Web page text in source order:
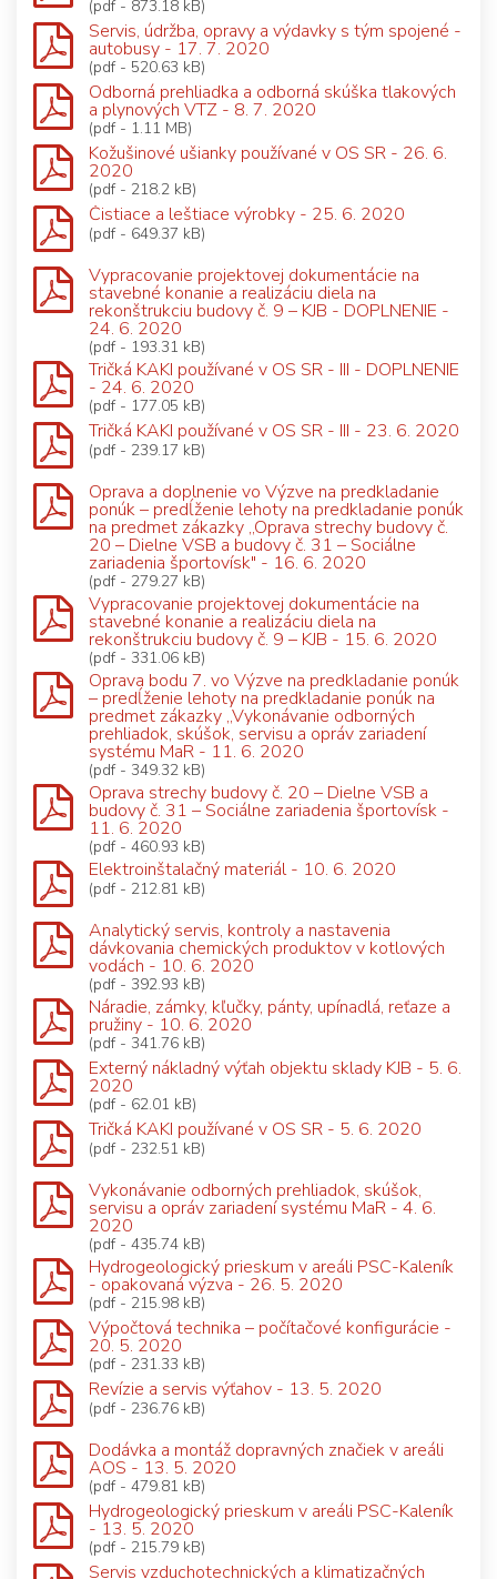
(pdf - 873.18 kB)
Servis, údržba, opravy a výdavky s tým spojené -
autobusy - 17. 7. 2020
(pdf - 520.63 kB)
Odborná prehliadka a odborná skúška tlakových
a plynových VTZ - 8. 7. 2020
(pdf - 1.11 MB)
Kožušinové ušianky používané v OS SR - 26. 6.
2020
(pdf - 218.2 kB)
Čistiace a leštiace výrobky - 25. 6. 2020
(pdf - 649.37 kB)
Vypracovanie projektovej dokumentácie na
stavebné konanie a realizáciu diela na
rekonštrukciu budovy č. 9 – KJB - DOPLNENIE -
24. 6. 2020
(pdf - 193.31 kB)
Tričká KAKI používané v OS SR - III - DOPLNENIE
- 24. 6. 2020
(pdf - 177.05 kB)
Tričká KAKI používané v OS SR - III - 23. 6. 2020
(pdf - 239.17 kB)
Oprava a doplnenie vo Výzve na predkladanie
ponúk – predĺženie lehoty na predkladanie ponúk
na predmet zákazky „Oprava strechy budovy č.
20 – Dielne VSB a budovy č. 31 – Sociálne
zariadenia športovísk" - 16. 6. 2020
(pdf - 279.27 kB)
Vypracovanie projektovej dokumentácie na
stavebné konanie a realizáciu diela na
rekonštrukciu budovy č. 9 – KJB - 15. 6. 2020
(pdf - 331.06 kB)
Oprava bodu 7. vo Výzve na predkladanie ponúk
– predĺženie lehoty na predkladanie ponúk na
predmet zákazky „Vykonávanie odborných
prehliadok, skúšok, servisu a opráv zariadení
systému MaR - 11. 6. 2020
(pdf - 349.32 kB)
Oprava strechy budovy č. 20 – Dielne VSB a
budovy č. 31 – Sociálne zariadenia športovísk -
11. 6. 2020
(pdf - 460.93 kB)
Elektroinštalačný materiál - 10. 6. 2020
(pdf - 212.81 kB)
Analytický servis, kontroly a nastavenia
dávkovania chemických produktov v kotlových
vodách - 10. 6. 2020
(pdf - 392.93 kB)
Náradie, zámky, kľučky, pánty, upínadlá, reťaze a
pružiny - 10. 6. 2020
(pdf - 341.76 kB)
Externý nákladný výťah objektu sklady KJB - 5. 6.
2020
(pdf - 62.01 kB)
Tričká KAKI používané v OS SR - 5. 6. 2020
(pdf - 232.51 kB)
Vykonávanie odborných prehliadok, skúšok,
servisu a opráv zariadení systému MaR - 4. 6.
2020
(pdf - 435.74 kB)
Hydrogeologický prieskum v areáli PSC-Kaleník
- opakovaná výzva - 26. 5. 2020
(pdf - 215.98 kB)
Výpočtová technika – počítačové konfigurácie -
20. 5. 2020
(pdf - 231.33 kB)
Revízie a servis výťahov - 13. 5. 2020
(pdf - 236.76 kB)
Dodávka a montáž dopravných značiek v areáli
AOS - 13. 5. 2020
(pdf - 479.81 kB)
Hydrogeologický prieskum v areáli PSC-Kaleník
- 13. 5. 2020
(pdf - 215.79 kB)
Servis vzduchotechnických a klimatizačných